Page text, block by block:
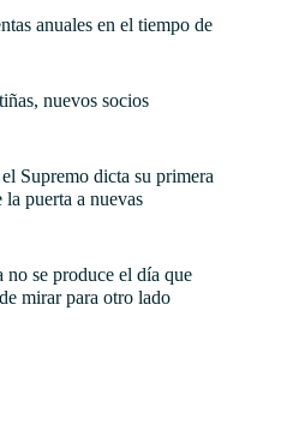
anuales en el tiempo de
nuevos socios
Supremo dicta su primera
puerta a nuevas
no se produce el día que
mirar para otro lado